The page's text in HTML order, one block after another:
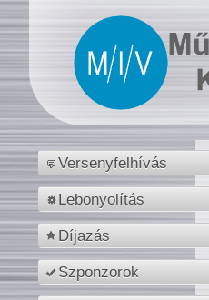
Versenyfelhívás
Lebonyolítás
Díjazás
Szponzorok